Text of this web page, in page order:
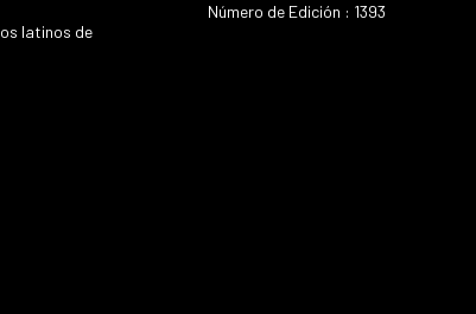
latinos de
Número de Edición : 1393